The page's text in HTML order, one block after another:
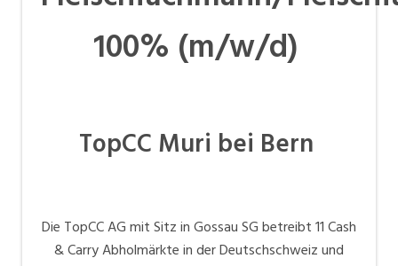
100% (m/w/d)
TopCC Muri bei Bern
Die TopCC AG mit Sitz in Gossau SG betreibt 11 Cash
& Carry Abholmärkte in der Deutschschweiz und